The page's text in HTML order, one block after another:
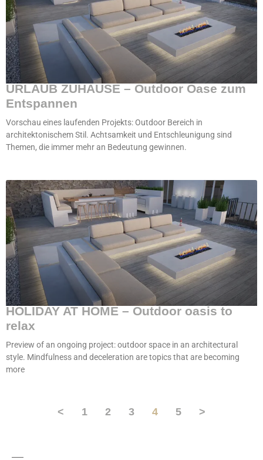
URLAUB ZUHAUSE – Outdoor Oase zum
Entspannen
Vorschau eines laufenden Projekts: Outdoor Bereich in
architektonischem Stil. Achtsamkeit und Entschleunigung sind
Themen, die immer mehr an Bedeutung gewinnen.
HOLIDAY AT HOME – Outdoor oasis to
relax
Preview of an ongoing project: outdoor space in an architectural
style. Mindfulness and deceleration are topics that are becoming
more
< 1 2 3 4 5 >